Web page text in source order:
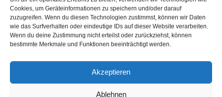
Cookies, um Geräteinformationen zu speichern und/oder darauf
zuzugreifen. Wenn du diesen Technologien zustimmst, können wir Daten
wie das Surfverhalten oder eindeutige IDs auf dieser Website verarbeiten.
Wenn du deine Zustimmung nicht erteilst oder zurückziehst, können
bestimmte Merkmale und Funktionen beeinträchtigt werden.
Akzeptieren
Ablehnen